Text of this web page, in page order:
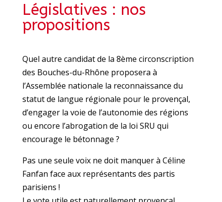
Législatives : nos
propositions
Quel autre candidat de la 8ème circonscription
des Bouches-du-Rhône proposera à
l’Assemblée nationale la reconnaissance du
statut de langue régionale pour le provençal,
d’engager la voie de l’autonomie des régions
ou encore l’abrogation de la loi SRU qui
encourage le bétonnage ?
Pas une seule voix ne doit manquer à Céline
Fanfan face aux représentants des partis
parisiens !